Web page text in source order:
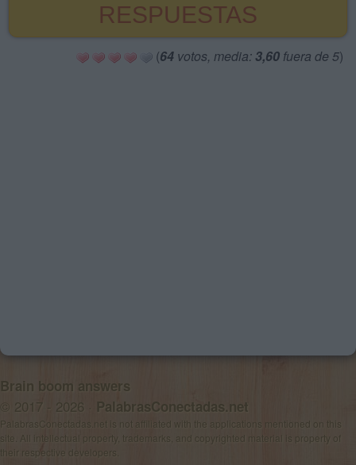
RESPUESTAS
(64 votos, media: 3,60 fuera de 5)
Brain boom answers
© 2017 - 2026 · PalabrasConectadas.net
PalabrasConectadas.net is not affiliated with the applications mentioned on this
site. All intellectual property, trademarks, and copyrighted material is property of